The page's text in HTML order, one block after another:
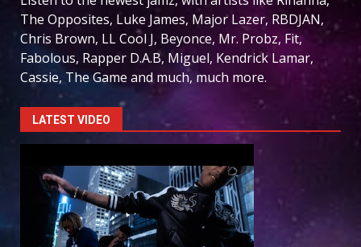
The Opposites, Luke James, Major Lazer, RBDJAN,
Chris Brown, LL Cool J, Beyonce, Mr. Probz, Fit,
Fabolous, Rapper D.A.B, Miguel, Kendrick Lamar,
Cassie, The Game and much, much more.
LATEST VIDEO